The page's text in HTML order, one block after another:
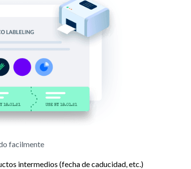
facilmente
intermedios (fecha de caducidad, etc.)